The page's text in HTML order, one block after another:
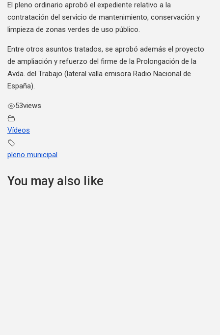
El pleno ordinario aprobó el expediente relativo a la
contratación del servicio de mantenimiento, conservación y
limpieza de zonas verdes de uso público.
Entre otros asuntos tratados, se aprobó además el proyecto
de ampliación y refuerzo del firme de la Prolongación de la
Avda. del Trabajo (lateral valla emisora Radio Nacional de
España).
53views
Vídeos
pleno municipal
You may also like